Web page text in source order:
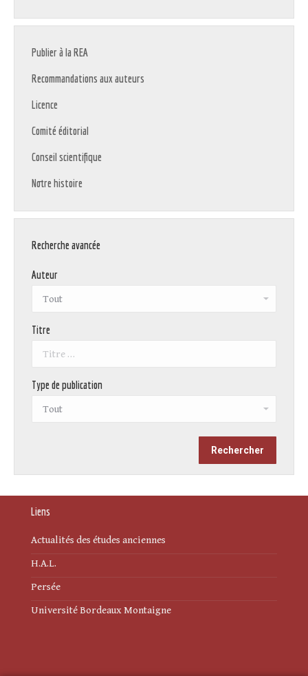
Publier à la REA
Recommandations aux auteurs
Licence
Comité éditorial
Conseil scientifique
Notre histoire
Recherche avancée
Auteur
Titre
Type de publication
Liens
Actualités des études anciennes
H.A.L.
Persée
Université Bordeaux Montaigne